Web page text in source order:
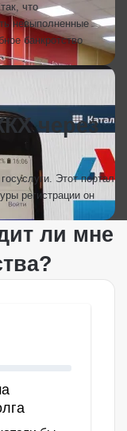
что
невыполненные
банкротство
через
Этот портал
регистрации он
ли мне